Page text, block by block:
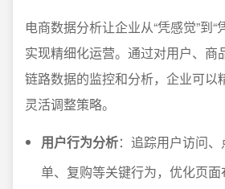
电商数据分析让企业从“凭感觉”到“
实现精细化运营。通过对用户、商
链路数据的监控和分析，企业可以
灵活调整策略。
用户行为分析：追踪用户访问
单、复购等关键行为，优化页面